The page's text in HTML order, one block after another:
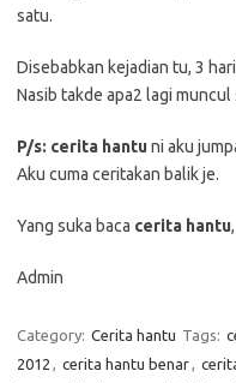
satu.
Disebabkan kejadian tu, 3
Nasib takde apa2 lagi
P/s: cerita hantuni aku
Aku cuma ceritakan balik je.
Yang suka baca cerita hantu,
Admin
Category: Cerita hantu Tags:
2012 , cerita hantu benar,